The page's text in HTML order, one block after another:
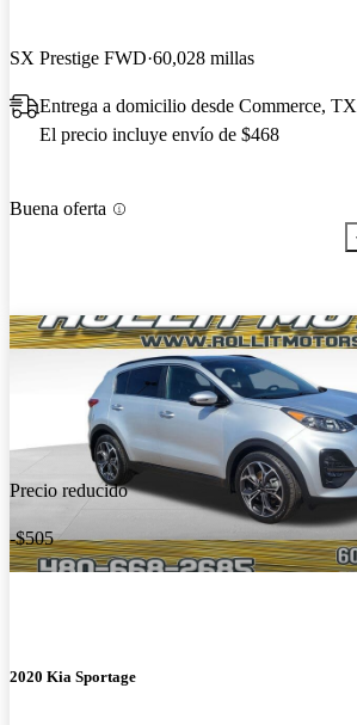
SX Prestige FWD 60,028 millas
Entrega a domicilio desde Commerce, TX
El precio incluye envío de $468
Buena oferta
Precio reducido
-$505
2020 Kia Sportage